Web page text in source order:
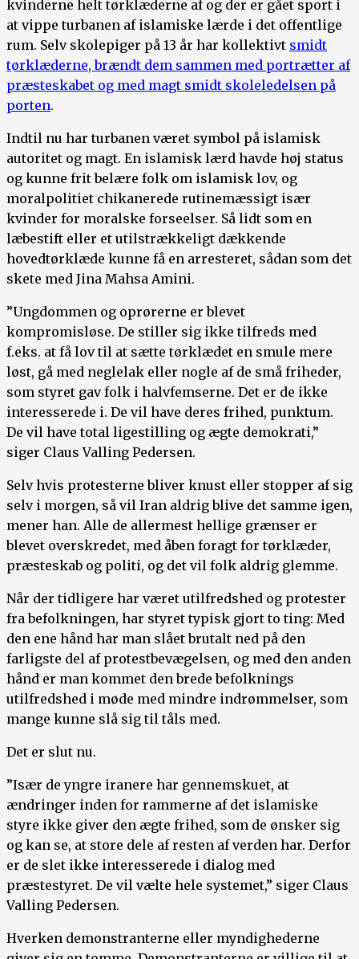
kvinderne helt tørklæderne af og der er gået sport i
at vippe turbanen af islamiske lærde i det offentlige
rum. Selv skolepiger på 13 år har kollektivt smidt
tørklæderne, brændt dem sammen med portrætter af
præsteskabet og med magt smidt skoleledelsen på
porten.
Indtil nu har turbanen været symbol på islamisk
autoritet og magt. En islamisk lærd havde høj status
og kunne frit belære folk om islamisk lov, og
moralpolitiet chikanerede rutinemæssigt især
kvinder for moralske forseelser. Så lidt som en
læbestift eller et utilstrækkeligt dækkende
hovedtørklæde kunne få en arresteret, sådan som det
skete med Jina Mahsa Amini.
”Ungdommen og oprørerne er blevet
kompromisløse. De stiller sig ikke tilfreds med
f.eks. at få lov til at sætte tørklædet en smule mere
løst, gå med neglelak eller nogle af de små friheder,
som styret gav folk i halvfemserne. Det er de ikke
interesserede i. De vil have deres frihed, punktum.
De vil have total ligestilling og ægte demokrati,”
siger Claus Valling Pedersen.
Selv hvis protesterne bliver knust eller stopper af sig
selv i morgen, så vil Iran aldrig blive det samme igen,
mener han. Alle de allermest hellige grænser er
blevet overskredet, med åben foragt for tørklæder,
præsteskab og politi, og det vil folk aldrig glemme.
Når der tidligere har været utilfredshed og protester
fra befolkningen, har styret typisk gjort to ting: Med
den ene hånd har man slået brutalt ned på den
farligste del af protestbevægelsen, og med den anden
hånd er man kommet den brede befolknings
utilfredshed i møde med mindre indrømmelser, som
mange kunne slå sig til tåls med.
Det er slut nu.
”Især de yngre iranere har gennemskuet, at
ændringer inden for rammerne af det islamiske
styre ikke giver den ægte frihed, som de ønsker sig
og kan se, at store dele af resten af verden har. Derfor
er de slet ikke interesserede i dialog med
præstestyret. De vil vælte hele systemet,” siger Claus
Valling Pedersen.
Hverken demonstranterne eller myndighederne